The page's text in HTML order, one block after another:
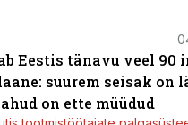
Eestis tänavu veel 90
suurem seisak on
on ette müüdud